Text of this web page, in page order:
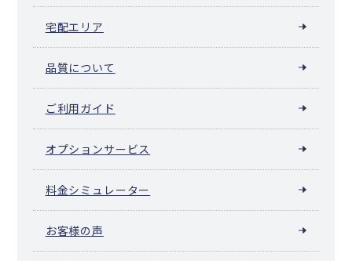
宅配エリア
品質について
ご利用ガイド
オプションサービス
料金シミュレーター
お客様の声